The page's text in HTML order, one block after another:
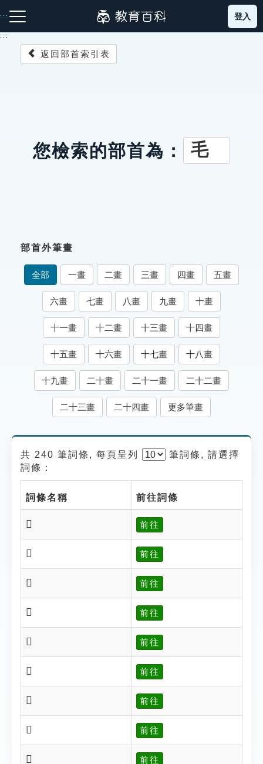
到
主
:::
成語故事
索引選單
知識索引
單字索引
生命大百科索引
遊戲專區
貓頭鷹博士
登入
:::
返回部首索引表
您檢索的部首為： 毛
部首外筆畫
全部 一畫 二畫 三畫 四畫 五畫
六畫 七畫 八畫 九畫 十畫
十一畫 十二畫 十三畫 十四畫
十五畫 十六畫 十七畫 十八畫
十九畫 二十畫 二十一畫 二十二畫
二十三畫 二十四畫 更多筆畫
共 240 筆詞條, 每頁呈列 筆詞條, 請選擇
詞條：
詞條名稱 前往詞條
𩫁 前往
𣰶 前往
𣰷 前往
𣰸 前往
𣰻 前往
𣰻 前往
𣰼 前往
𣰿 前往
𣱀 前往